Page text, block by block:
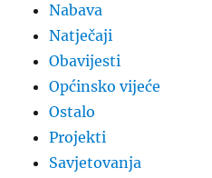
Nabava
Natječaji
Obavijesti
Općinsko vijeće
Ostalo
Projekti
Savjetovanja